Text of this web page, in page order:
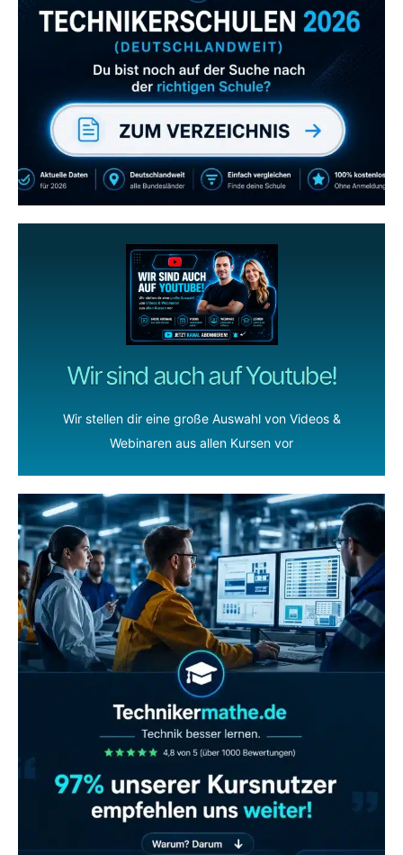
Wir sind auch auf Youtube!
Wir stellen dir eine große Auswahl von Videos &
Webinaren aus allen Kursen vor
Abonniere uns auch
gerne
wenn dir unsere Videos gefallen!
ZUM YOUTUBE KANAL